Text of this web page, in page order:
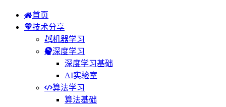
首页
技术分享
机器学习
深度学习
深度学习基础
AI实验室
算法学习
算法基础